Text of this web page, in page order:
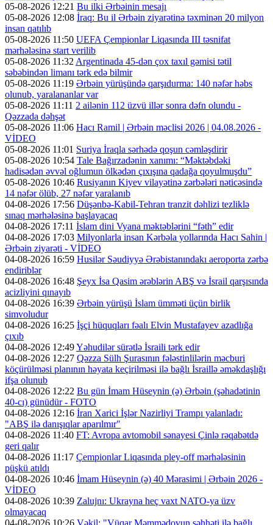
05-08-2026 12:21 Bu ilki Ərbəinin mesajı
05-08-2026 12:08 İraq: Bu il Ərbəin ziyarətinə təxminən 20 milyon
insan qatılıb
05-08-2026 11:50 UEFA Çempionlar Liqasında III təsnifat
mərhələsinə start verilib
05-08-2026 11:32 Argentinada 45-dən çox taxıl gəmisi tətil
səbəbindən limanı tərk edə bilmir
05-08-2026 11:19 Ərbəin yürüşündə qarşıdurma: 140 nəfər həbs
olunub, yaralananlar var
05-08-2026 11:11 2 ailənin 112 üzvü illər sonra dəfn olundu -
Qəzzada dəhşət
05-08-2026 11:06 Hacı Ramil | Ərbəin məclisi 2026 | 04.08.2026 -
VİDEO
05-08-2026 11:01 Suriya İraqla sərhədə qoşun cəmləşdirir
05-08-2026 10:54 Tale Bağırzadənin xanımı: “Məktəbdəki
hadisədən əvvəl oğlumun ölkədən çıxışına qadağa qoyulmuşdu”
05-08-2026 10:46 Rusiyanın Kiyev vilayətinə zərbələri nəticəsində
14 nəfər ölüb, 27 nəfər yaralanıb
04-08-2026 17:56 Düşənbə-Kabil-Tehran tranzit dəhlizi tezliklə
sınaq mərhələsinə başlayacaq
04-08-2026 17:11 İslam dini Vyana məktəblərini “fəth” edir
04-08-2026 17:03 Milyonlarla insan Kərbəla yollarında Hacı Sahin |
Ərbəin ziyarəti - VİDEO
04-08-2026 16:59 Husilər Səudiyyə Ərəbistanındakı aeroporta zərbə
endiriblər
04-08-2026 16:48 Şeyx İsa Qasim ərəblərin ABŞ və İsrail qarşısında
acizliyini qınayıb
04-08-2026 16:39 Ərbəin yürüşü İslam ümməti üçün birlik
simvoludur
04-08-2026 16:25 İşçi hüquqları fəalı Elvin Mustafayev azadlığa
çıxıb
04-08-2026 12:49Yəhudilər sürətlə İsraili tərk edir
04-08-2026 12:27 Qəzza Sülh Şurasının fələstinlilərin məcburi
köçürülməsi planının həyata keçirilməsi ilə bağlı İsraillə əməkdaşlığı
ifşa olunub
04-08-2026 12:22 Bu gün İmam Hüseynin (ə) Ərbəin (şəhadətinin
40-cı) günüdür - FOTO
04-08-2026 12:16 İran Xarici İşlər Nazirliyi Trampı yalanladı:
"ABŞ ilə danışıqlar aparılmır"
04-08-2026 11:40 FT: Avropa avtomobil sənayesi Çinlə rəqabətdə
geri qalır
04-08-2026 11:17 Çempionlar Liqasında pley-off mərhələsinin
püşkü atıldı
04-08-2026 10:46 İmam Hüseynin (ə) 40 Mərasimi | Ərbəin 2026 -
VİDEO
04-08-2026 10:39 Zalujnı: Ukrayna heç vaxt NATO-ya üzv
olmayacaq